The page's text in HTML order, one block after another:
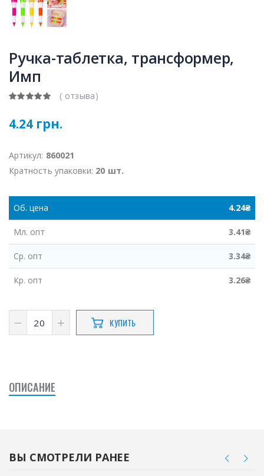
Ручка-таблетка, трансформер,
Имп
( отзыва)
4.24 грн.
Артикул: 860021
Кратность упаковки: 20 шт.
Об. цена 4.24₴
Мл. опт 3.41₴
Ср. опт 3.34₴
Кр. опт 3.26₴
КУПИТЬ
ОПИСАНИЕ
ВЫ СМОТРЕЛИ РАНЕЕ